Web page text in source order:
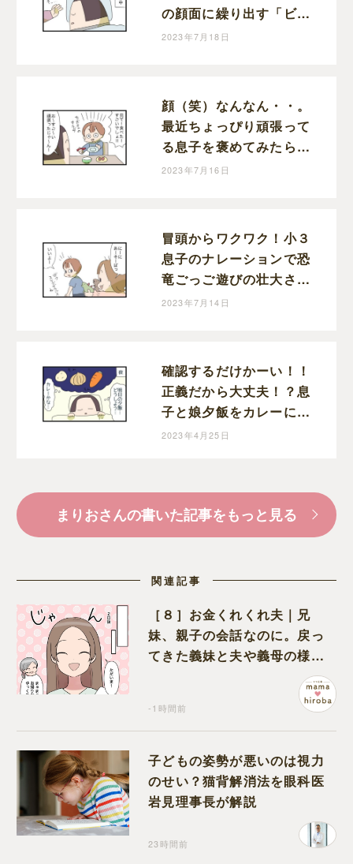
の顔面に繰り出す「ビシ
ッ！」に感じた成長と動
2023年7月18日
顔（笑）なんなん・・。
最近ちょっぴり頑張って
る息子を褒めてみたら調
子ぶっこいてきた話｜ま
2023年7月16日
冒頭からワクワク！小３
息子のナレーションで恐
竜ごっご遊びの壮大さが
ハンパない！｜まりおの
2023年7月14日
確認するだけかーい！！
正義だから大丈夫！？息
子と娘夕飯をカレーにし
ようと決めた夜｜まりお
2023年4月25日
まりおさんの書いた記事をもっと見る
関連記事
［８］お金くれくれ夫｜兄
妹、親子の会話なのに。戻っ
てきた義妹と夫や義母の様子
-1時間前
子どもの姿勢が悪いのは視力
のせい？猫背解消法を眼科医
岩見理事長が解説
23時間前